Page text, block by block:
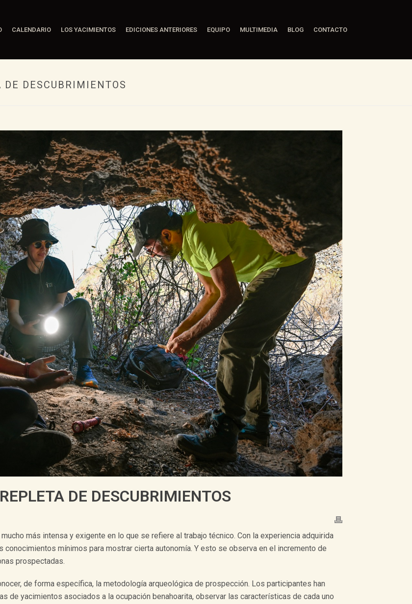
CALENDARIO LOS YACIMIENTOS EDICIONES ANTERIORES EQUIPO MULTIMEDIA BLOG CONTACTO
DESCUBRIMIENTOS
DE DESCUBRIMIENTOS
más intensa y exigente en lo que se refiere al trabajo técnico. Con la experiencia adquirida
mínimos para mostrar cierta autonomía. Y esto se observa en el incremento de
prospectadas.
de forma específica, la metodología arqueológica de prospección. Los participantes han
de yacimientos asociados a la ocupación benahoarita, observar las características de cada uno